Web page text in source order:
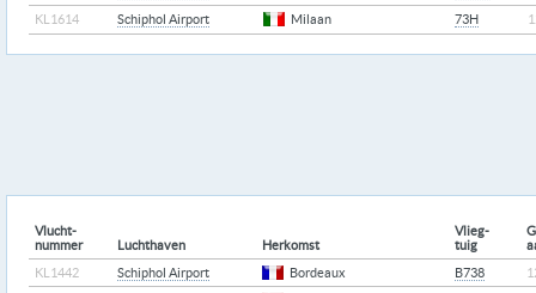
KL1614
Schiphol Airport Milaan 73H
Vlucht-
nummer
Luchthaven Herkomst
Vlieg-
tuig
KL1442
Schiphol Airport Bordeaux B738